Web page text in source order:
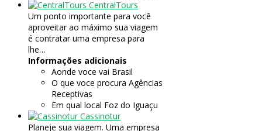
CentralTours
Um ponto importante para você
aproveitar ao máximo sua viagem
é contratar uma empresa para
lhe…
Informações adicionais
Aonde voce vai Brasil
O que voce procura Agências
Receptivas
Em qual local Foz do Iguaçu
Cassinotur
Planeje sua viagem. Uma empresa